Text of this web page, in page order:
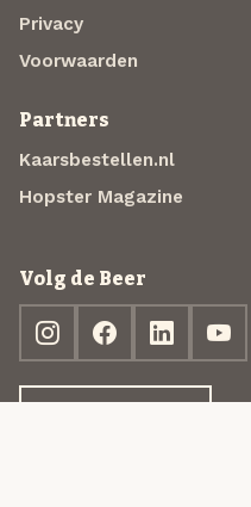
Privacy
Voorwaarden
Partners
Kaarsbestellen.nl
Hopster Magazine
Volg de Beer